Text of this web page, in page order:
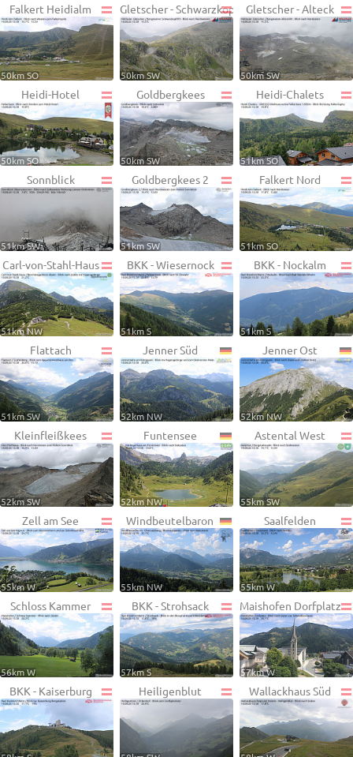
Falkert Heidialm
50km SO
Gletscher - Schwarzkopf
50km SW
Gletscher - Alteck
50km SW
Heidi-Hotel
50km SO
Goldbergkees
50km SW
Heidi-Chalets
51km SO
Sonnblick
51km SW
Goldbergkees 2
51km SW
Falkert Nord
51km SO
Carl-von-Stahl-Haus
51km NW
BKK - Wiesernock
51km S
BKK - Nockalm
51km S
Flattach
51km SW
Jenner Süd
52km NW
Jenner Ost
52km NW
Kleinfleißkees
52km SW
Funtensee
52km NW
Astental West
55km SW
Zell am See
55km W
Windbeutelbaron
55km NW
Saalfelden
55km W
Schloss Kammer
56km W
BKK - Strohsack
57km S
Maishofen Dorfplatz
57km W
BKK - Kaiserburg Heiligenblut Wallackhaus Süd